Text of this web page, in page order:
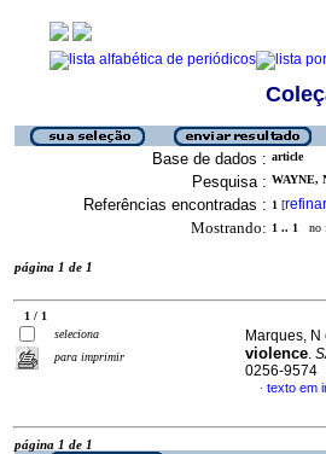
Base de dados : article
Pesquisa : WAYNE,
Referências encontradas : 1 [refinar
Mostrando: 1 .. 1 no
página 1 de 1
1 / 1
seleciona
para imprimir
Marques,
violence.
0256-9574
· texto em
página 1 de 1